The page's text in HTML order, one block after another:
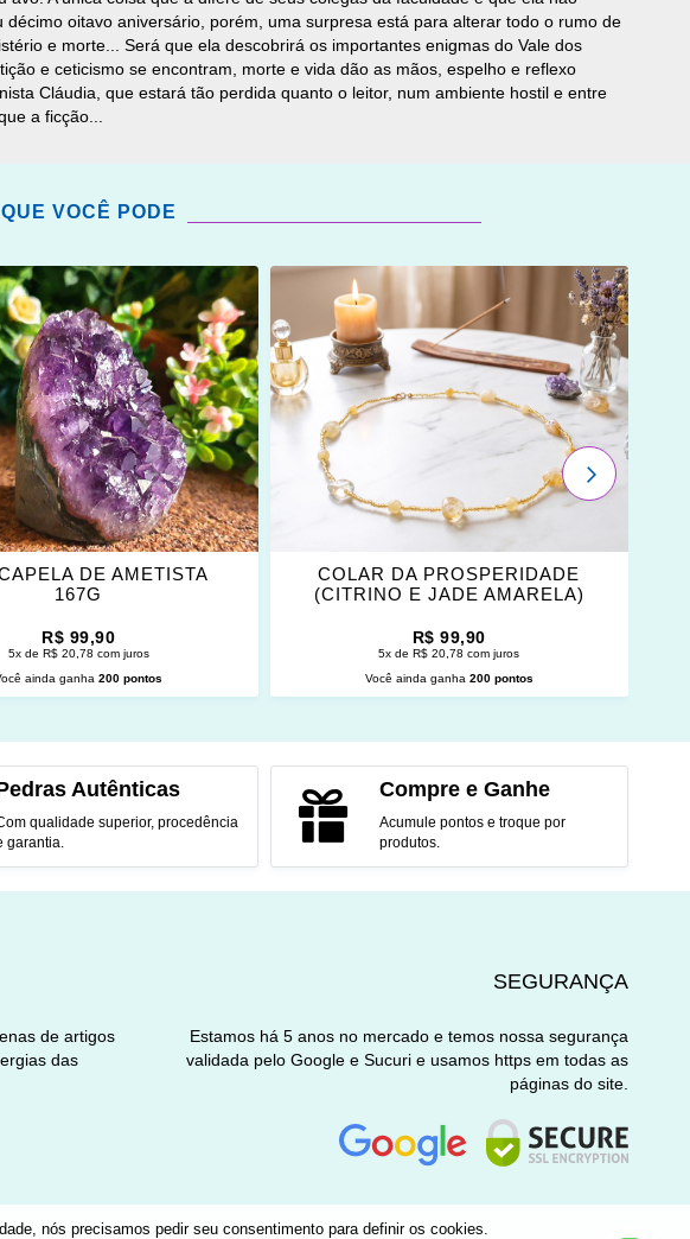
nós precisamos pedir seu consentimento para definir os cookies.
oitavo aniversário, porém, uma surpresa está para alterar todo o rumo de
e morte... Será que ela descobrirá os importantes enigmas do Vale dos
e ceticismo se encontram, morte e vida dão as mãos, espelho e reflexo
Cláudia, que estará tão perdida quanto o leitor, num ambiente hostil e entre
a ficção...
VOCÊ PODE
DE AMETISTA
167G
R$ 99,90
5x de R$ 20,78 com juros
ainda ganha200 pontos
ADICIONAR
OS
FAVORITOS
COLAR DA PROSPERIDADE
(CITRINO E JADE AMARELA)
R$ 99,90
5x de R$ 20,78 com juros
Você ainda ganha 200 pontos
PRÓXIMO
Autênticas
qualidade superior, procedência
garantia.
Compre e Ganhe
Acumule pontos e troque por
produtos.
SEGURANÇA
Estamos há 5 anos no mercado e temos nossa segurança
validada pelo Google e Sucuri e usamos https em todas as
páginas do site.
de artigos
das